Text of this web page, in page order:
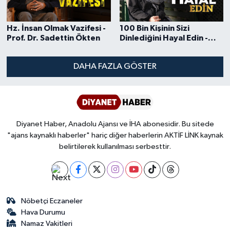
Hz. İnsan Olmak Vazifesi -
Prof. Dr. Sadettin Ökten
100 Bin Kişinin Sizi
Dinlediğini Hayal Edin -
DAHA FAZLA GÖSTER
Diyanet Haber, Anadolu Ajansı ve İHA abonesidir. Bu sitede
"ajans kaynaklı haberler" hariç diğer haberlerin AKTİF LİNK kaynak
belirtilerek kullanılması serbesttir.
Nöbetçi Eczaneler
Hava Durumu
Namaz Vakitleri
Gümüşhane Müftülüğü
Hakkari Müftülüğü
Hatay Müftülüğü
İstanbul Müftülüğü
İzmir Müftülüğü